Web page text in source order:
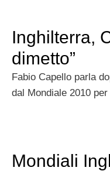
Inghilterra,
dimetto”
Fabio Capello parla
dal Mondiale 2010 per
Mondiali